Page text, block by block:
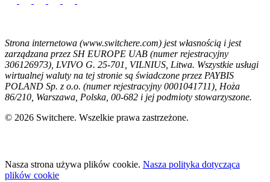
Strona internetowa (www.switchere.com) jest własnością i jest
zarządzana przez SH EUROPE UAB (numer rejestracyjny
306126973), LVIVO G. 25-701, VILNIUS, Litwa. Wszystkie usługi
wirtualnej waluty na tej stronie są świadczone przez PAYBIS
POLAND Sp. z o.o. (numer rejestracyjny 0001041711), Hoża
86/210, Warszawa, Polska, 00-682 i jej podmioty stowarzyszone.
© 2026 Switchere. Wszelkie prawa zastrzeżone.
Nasza strona używa plików cookie. Nasza polityka dotycząca
plików cookie